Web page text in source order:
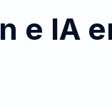
中文 日本語
e IA